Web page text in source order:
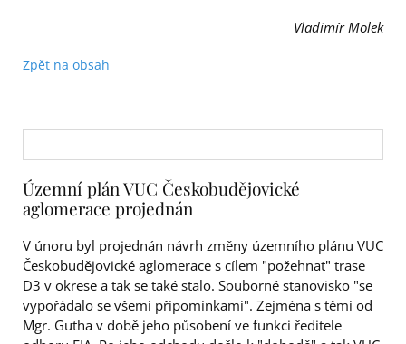
Vladimír Molek
Zpět na obsah
Územní plán VUC Českobudějovické
aglomerace projednán
V únoru byl projednán návrh změny územního plánu VUC
Českobudějovické aglomerace s cílem "požehnat" trase
D3 v okrese a tak se také stalo. Souborné stanovisko "se
vypořádalo se všemi připomínkami". Zejména s těmi od
Mgr. Gutha v době jeho působení ve funkci ředitele